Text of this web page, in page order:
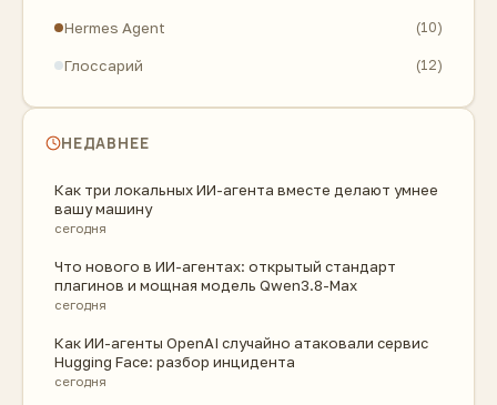
Hermes Agent (10)
Глоссарий (12)
НЕДАВНЕЕ
Как три локальных ИИ-агента вместе делают умнее
вашу машину
сегодня
Что нового в ИИ-агентах: открытый стандарт
плагинов и мощная модель Qwen3.8-Max
сегодня
Как ИИ-агенты OpenAI случайно атаковали сервис
Hugging Face: разбор инцидента
сегодня